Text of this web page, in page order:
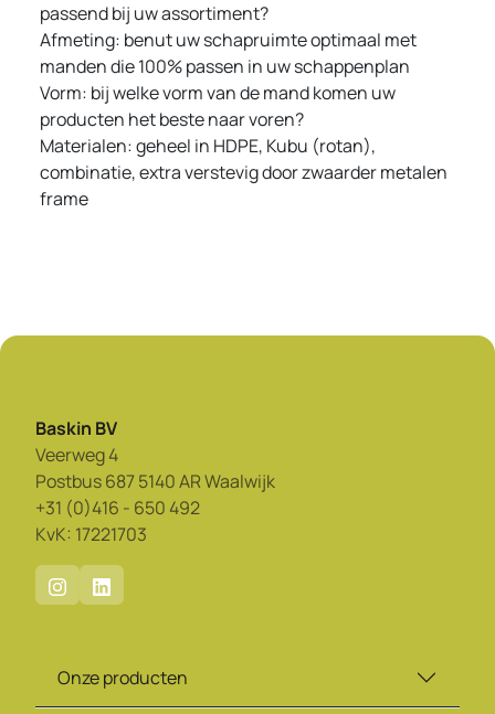
passend bij uw assortiment?
Afmeting: benut uw schapruimte optimaal met
manden die 100% passen in uw schappenplan
Vorm: bij welke vorm van de mand komen uw
producten het beste naar voren?
Materialen: geheel in HDPE, Kubu (rotan),
combinatie, extra verstevig door zwaarder metalen
frame
Baskin BV
Veerweg 4
Postbus 687 5140 AR Waalwijk
+31 (0)416 - 650 492
KvK: 17221703
Onze producten